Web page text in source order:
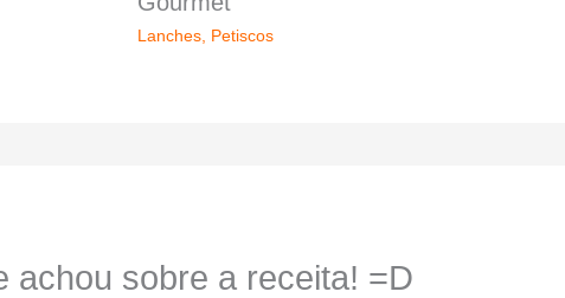
Lanches, Petiscos
achou sobre a receita! =D